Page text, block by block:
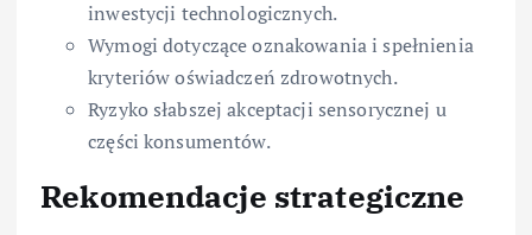
inwestycji technologicznych.
Wymogi dotyczące oznakowania i spełnienia
kryteriów oświadczeń zdrowotnych.
Ryzyko słabszej akceptacji sensorycznej u
części konsumentów.
Rekomendacje strategiczne